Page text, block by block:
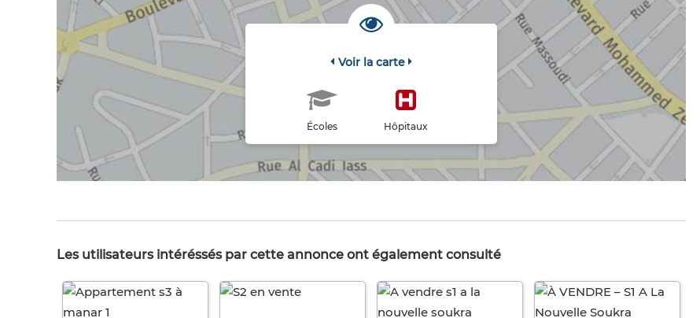
Voir la carte
Écoles Hôpitaux
Les utilisateurs intéréssés par cette annonce ont également consulté